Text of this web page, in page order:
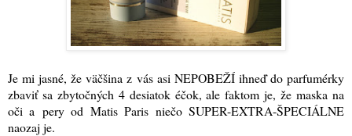
Je mi jasné, že väčšina z vás asi NEPOBEŽÍ ihneď do parfumérky
zbaviť sa zbytočných 4 desiatok éčok, ale faktom je, že maska na
oči a pery od Matis Paris niečo SUPER-EXTRA-ŠPECIÁLNE
naozaj je.